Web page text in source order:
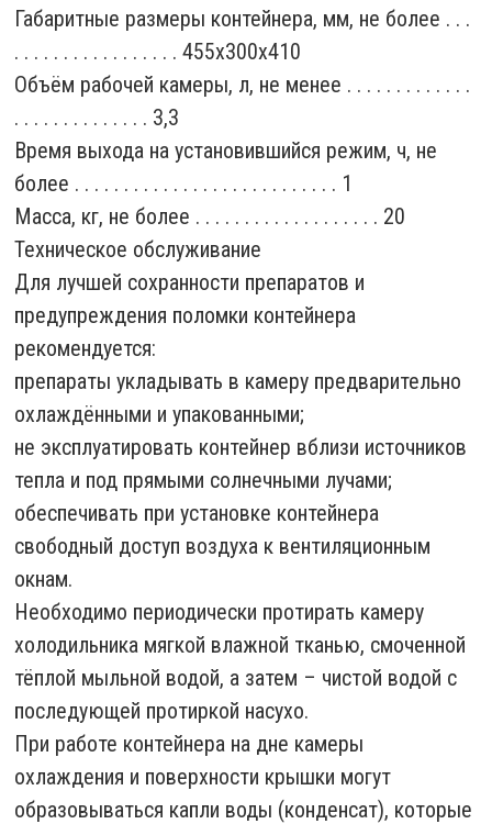
Габаритные размеры контейнера, мм, не более . . .
. . . . . . . . . . . . . . . . . 455х300х410
Объём рабочей камеры, л, не менее . . . . . . . . . . . . .
. . . . . . . . . . . . . . 3,3
Время выхода на установившийся режим, ч, не
более . . . . . . . . . . . . . . . . . . . . . . . . . . . 1
Масса, кг, не более . . . . . . . . . . . . . . . . . . . 20
Техническое обслуживание
Для лучшей сохранности препаратов и
предупреждения поломки контейнера
рекомендуется:
препараты укладывать в камеру предварительно
охлаждёнными и упакованными;
не эксплуатировать контейнер вблизи источников
тепла и под прямыми солнечными лучами;
обеспечивать при установке контейнера
свободный доступ воздуха к вентиляционным
окнам.
Необходимо периодически протирать камеру
холодильника мягкой влажной тканью, смоченной
тёплой мыльной водой, а затем – чистой водой с
последующей протиркой насухо.
При работе контейнера на дне камеры
охлаждения и поверхности крышки могут
образовываться капли воды (конденсат), которые